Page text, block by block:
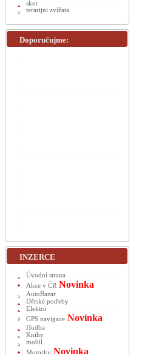
skot
terarijni zvížata
Doporučujme:
INZERCE
Úvodní strana
Akce v ČR Novinka
AutoBazar
Dětské potřeby
Elektro
GPS navigace Novinka
Hudba
Knihy
mobil
Motorky Novinka